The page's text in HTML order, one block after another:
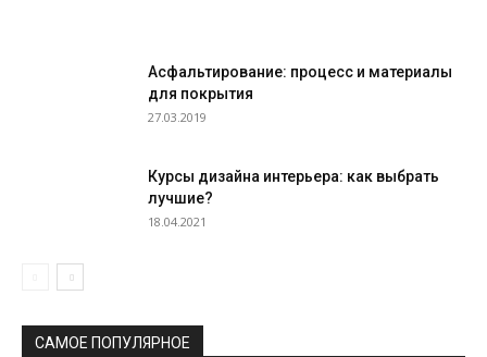
Асфальтирование: процесс и материалы
для покрытия
27.03.2019
Курсы дизайна интерьера: как выбрать
лучшие?
18.04.2021
САМОЕ ПОПУЛЯРНОЕ